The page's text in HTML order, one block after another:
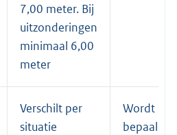
7,00 meter. Bij
uitzonderingen
minimaal 6,00
meter
Verschilt per
situatie
Wordt
bepaald